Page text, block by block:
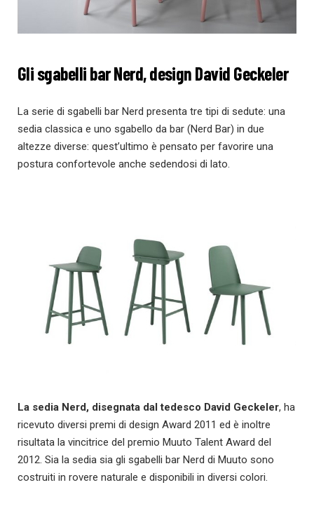
Gli sgabelli bar Nerd, design David Geckeler
La serie di sgabelli bar Nerd presenta tre tipi di sedute: una
sedia classica e uno sgabello da bar (Nerd Bar) in due
altezze diverse: quest’ultimo è pensato per favorire una
postura confortevole anche sedendosi di lato.
La sedia Nerd, disegnata dal tedesco David Geckeler, ha
ricevuto diversi premi di design Award 2011 ed è inoltre
risultata la vincitrice del premio Muuto Talent Award del
2012. Sia la sedia sia gli sgabelli bar Nerd di Muuto sono
costruiti in rovere naturale e disponibili in diversi colori.